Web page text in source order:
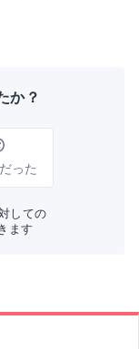
か？
った
しての
ます